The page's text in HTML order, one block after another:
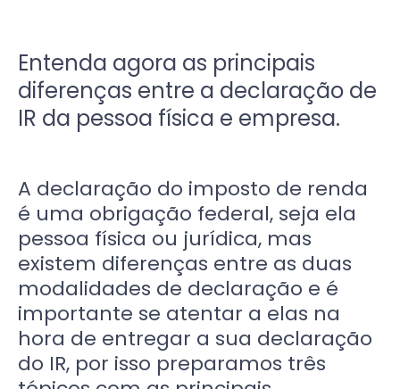
Entenda agora as principais
diferenças entre a declaração de
IR da pessoa física e empresa.
A declaração do imposto de renda
é uma obrigação federal, seja ela
pessoa física ou jurídica, mas
existem diferenças entre as duas
modalidades de declaração e é
importante se atentar a elas na
hora de entregar a sua declaração
do IR, por isso preparamos três